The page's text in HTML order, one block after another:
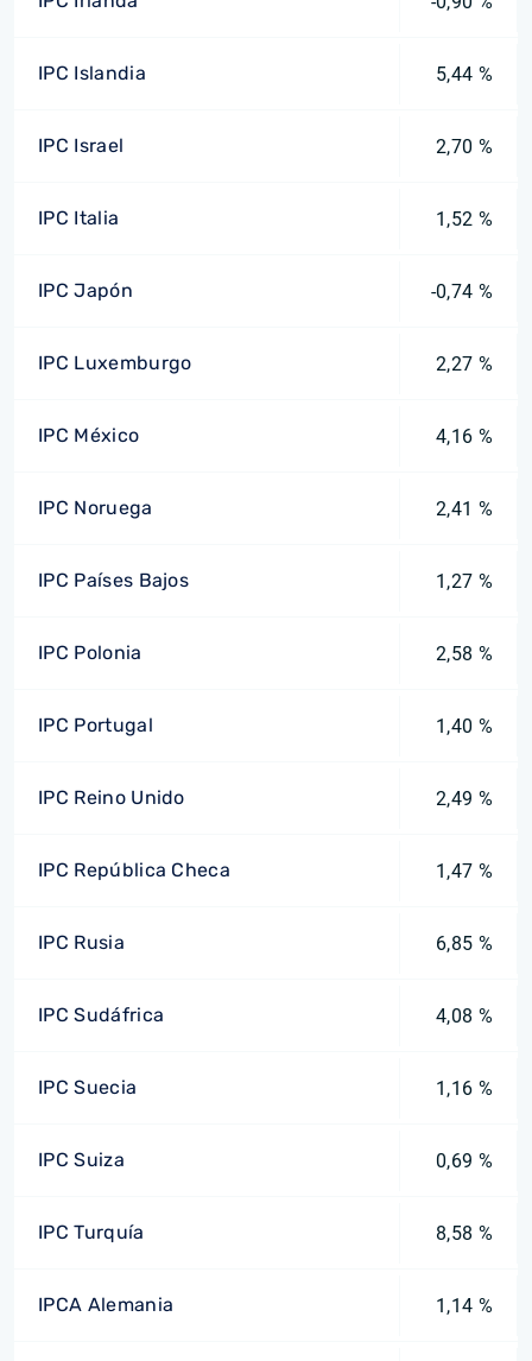
IPC Islandia 5,44 %
IPC Israel 2,70 %
IPC Italia 1,52 %
IPC Japón -0,74 %
IPC Luxemburgo 2,27 %
IPC México 4,16 %
IPC Noruega 2,41 %
IPC Países Bajos 1,27 %
IPC Polonia 2,58 %
IPC Portugal 1,40 %
IPC Reino Unido 2,49 %
IPC República Checa 1,47 %
IPC Rusia 6,85 %
IPC Sudáfrica 4,08 %
IPC Suecia 1,16 %
IPC Suiza 0,69 %
IPC Turquía 8,58 %
IPCA Alemania 1,14 %